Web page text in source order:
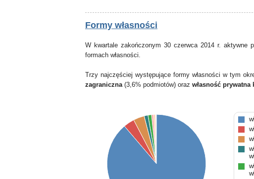
Formy własności
W kwartale zakończonym 30 czerwca 2014 r. aktywne
formach własności.
Trzy najczęściej występujące formy własności w tym
zagraniczna(3,6% podmiotów) oraz własność prywatna